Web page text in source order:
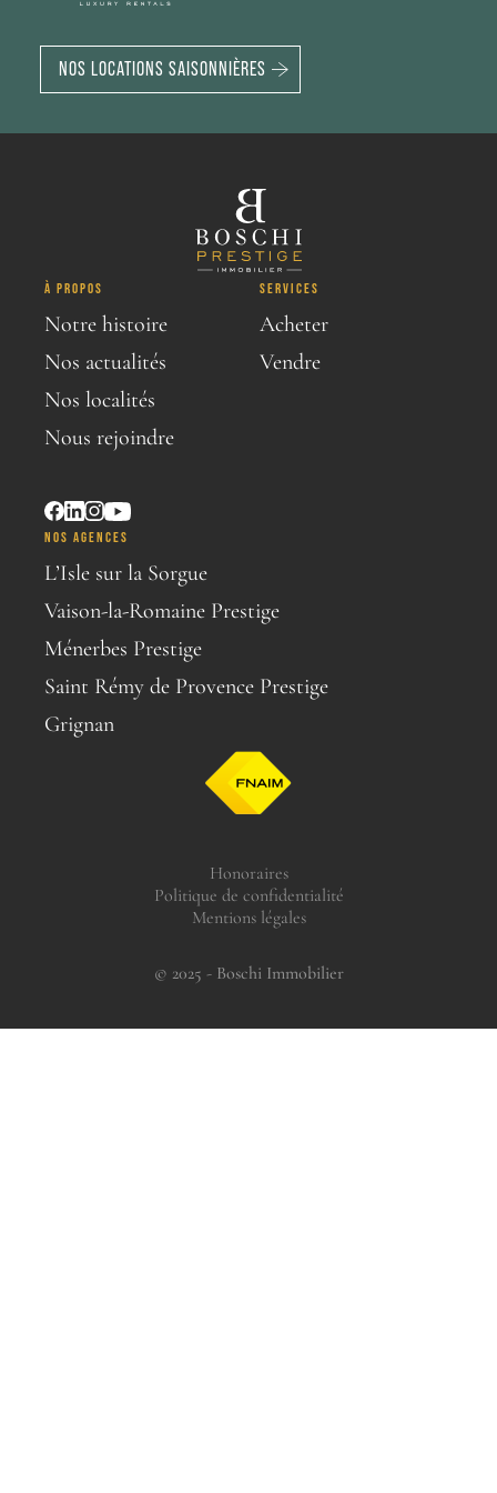
NOS LOCATIONS SAISONNIÈRES
À PROPOS
Notre histoire
Nos actualités
Nos localités
Nous rejoindre
SERVICES
Acheter
Vendre
NOS AGENCES
L’Isle sur la Sorgue
Vaison-la-Romaine Prestige
Ménerbes Prestige
Saint Rémy de Provence Prestige
Grignan
Honoraires
Politique de confidentialité
Mentions légales
© 2025 - Boschi Immobilier